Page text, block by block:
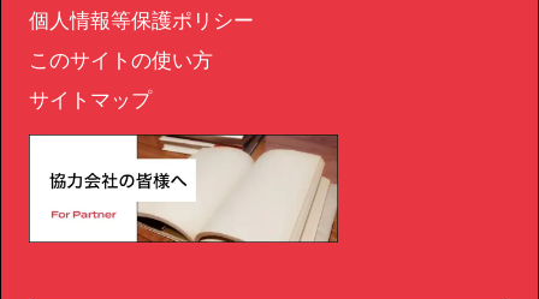
個人情報等保護ポリシー
このサイトの使い方
サイトマップ